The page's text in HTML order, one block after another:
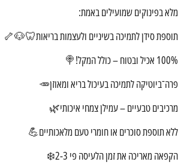
מלא בפינוקים שמועילים באמת:
תוספת סידן לתמיכה בשיניים ולעצמות בריאות🦷🐶🦴
100% אכיל ובטוח – כולל המקל!🍭
פרה־ביוטיקה לתמיכה בעיכול בריא ומאוזן🥕
מרכיבים טבעיים – עמילן צמחי איכותי🌿
ללא תוספת סוכרים או חומרי טעם מלאכותיים💪
הקפאה מאריכה את זמן הלעיסה פי 2-3❄️